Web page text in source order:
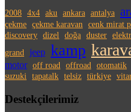
2008 4x4 aku ankara antalya
çekme çekme karavan cenk mirat
discovery dizel doğa duster
grand
jeep kamp
motor off road offroad otomatik
suzuki
tapatalk telsiz türkiye
Destekçilerimiz